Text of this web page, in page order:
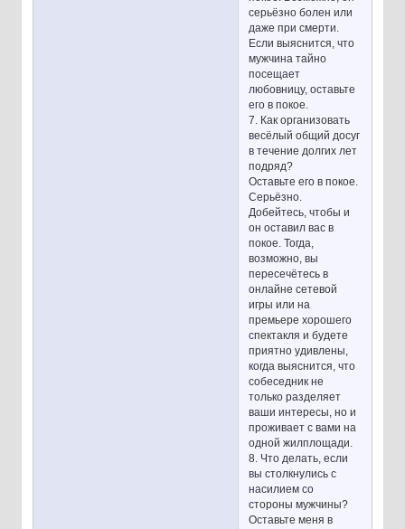
серьёзно болен или
даже при смерти.
Если выяснится, что
мужчина тайно
посещает
любовницу, оставьте
его в покое.
7. Как организовать
весёлый общий досуг
в течение долгих лет
подряд?
Оставьте его в покое.
Серьёзно.
Добейтесь, чтобы и
он оставил вас в
покое. Тогда,
возможно, вы
пересечётесь в
онлайне сетевой
игры или на
премьере хорошего
спектакля и будете
приятно удивлены,
когда выяснится, что
собеседник не
только разделяет
ваши интересы, но и
проживает с вами на
одной жилплощади.
8. Что делать, если
вы столкнулись с
насилием со
стороны мужчины?
Оставьте меня в